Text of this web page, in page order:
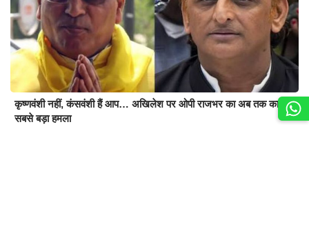
कृष्णवंशी नहीं, कंसवंशी हैं आप… अखिलेश पर ओपी राजभर का अब तक का
सबसे बड़ा हमला